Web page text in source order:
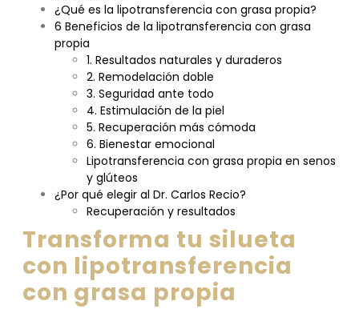
¿Qué es la lipotransferencia con grasa propia?
6 Beneficios de la lipotransferencia con grasa
propia
1. Resultados naturales y duraderos
2. Remodelación doble
3. Seguridad ante todo
4. Estimulación de la piel
5. Recuperación más cómoda
6. Bienestar emocional
Lipotransferencia con grasa propia en senos
y glúteos
¿Por qué elegir al Dr. Carlos Recio?
Recuperación y resultados
Transforma tu silueta
con lipotransferencia
con grasa propia